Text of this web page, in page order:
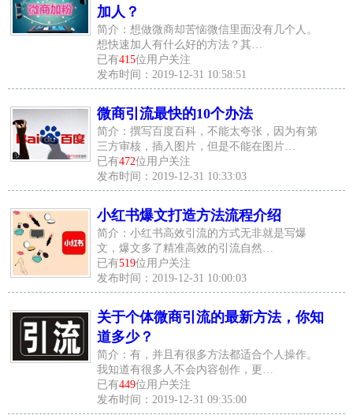
加人？
简介：想做微商却苦恼微信里面没有几个人。
想快速加人有什么好的方法？其…
已有415位用户关注
发布时间：2019-12-31 10:58:51
微商引流最快的10个办法
简介：撰写百度百科，不能太夸张，因为有第
三方审核，插入图片，但是不能在图片…
已有472位用户关注
发布时间：2019-12-31 10:33:03
小红书爆文打造方法流程介绍
简介：小红书高效引流的方式无非就是写爆
文，爆文多了精准高效的引流自然…
已有519位用户关注
发布时间：2019-12-31 10:00:03
关于个体微商引流的最新方法，你知
道多少？
简介：有，并且有很多方法都适合个人操作。
我知道有很多人不会内容创作，更…
已有449位用户关注
发布时间：2019-12-31 09:35:00